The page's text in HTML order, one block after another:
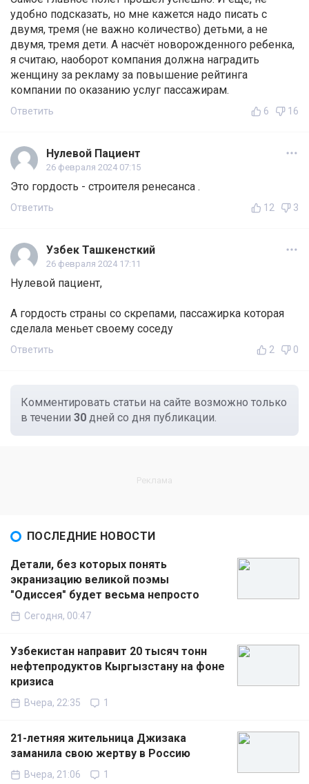
удобно подсказать, но мне кажется надо писать с
двумя, тремя (не важно количество) детьми, а не
двумя, тремя дети. А насчёт новорожденного ребенка,
я считаю, наоборот компания должна наградить
женщину за рекламу за повышение рейтинга
компании по оказанию услуг пассажирам.
Ответить 6 16
Нулевой Пациент
26 февраля 2024 07:15
Это гордость - строителя ренесанса .
Ответить 12 3
Узбек Ташкенсткий
26 февраля 2024 17:11
Нулевой пациент,
А гордость страны со скрепами, пассажирка которая
сделала меньет своему соседу
Ответить 2 0
Комментировать статьи на сайте возможно только
в течении 30 дней со дня публикации.
ПОСЛЕДНИЕ НОВОСТИ
Детали, без которых понять
экранизацию великой поэмы
"Одиссея" будет весьма непросто
Сегодня, 00:47
Узбекистан направит 20 тысяч тонн
нефтепродуктов Кыргызстану на фоне
кризиса
Вчера, 22:35 1
21-летняя жительница Джизака
заманила свою жертву в Россию
Вчера, 21:06 1